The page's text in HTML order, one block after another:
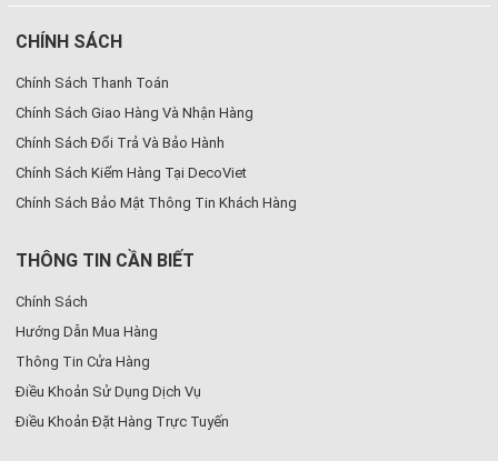
CHÍNH SÁCH
Chính Sách Thanh Toán
Chính Sách Giao Hàng Và Nhận Hàng
Chính Sách Đổi Trả Và Bảo Hành
Chính Sách Kiểm Hàng Tại DecoViet
Chính Sách Bảo Mật Thông Tin Khách Hàng
THÔNG TIN CẦN BIẾT
Chính Sách
Hướng Dẫn Mua Hàng
Thông Tin Cửa Hàng
Điều Khoản Sử Dụng Dịch Vụ
Điều Khoản Đặt Hàng Trực Tuyến